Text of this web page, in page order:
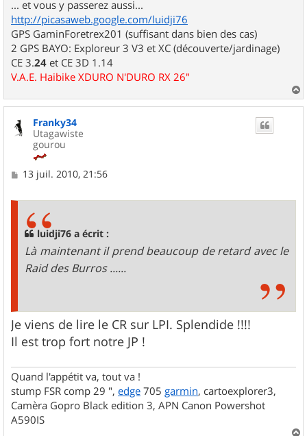
... et vous y passerez aussi...
http://picasaweb.google.com/luidji76
GPS GaminForetrex201 (suffisant dans bien des cas)
2 GPS BAYO: Exploreur 3 V3 et XC (découverte/jardinage)
CE 3.24 et CE 3D 1.14
V.A.E. Haibike XDURO N'DURO RX 26"
a
Franky34
Utagawiste
gourou
M13 juil. 2010, 21:56
luidji76 a écrit :
Là maintenant il prend beaucoup de retard avec le
Raid des Burros ......
Je viens de lire le CR sur LPI. Splendide !!!!
Il est trop fort notre JP !
Quand l'appétit va, tout va !
stump FSR comp 29 ", edge 705 garmin, cartoexplorer3,
Camèra Gopro Black edition 3, APN Canon Powershot
A590IS